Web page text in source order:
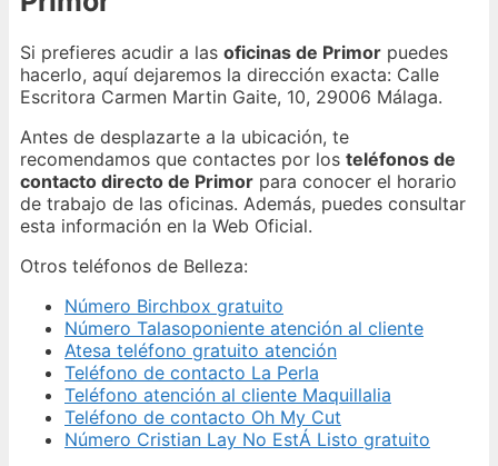
Si prefieres acudir a las oficinas de Primor puedes
hacerlo, aquí dejaremos la dirección exacta: Calle
Escritora Carmen Martin Gaite, 10, 29006 Málaga.
Antes de desplazarte a la ubicación, te
recomendamos que contactes por los teléfonos de
contacto directo de Primor para conocer el horario
de trabajo de las oficinas. Además, puedes consultar
esta información en la Web Oficial.
Otros teléfonos de Belleza:
Número Birchbox gratuito
Número Talasoponiente atención al cliente
Atesa teléfono gratuito atención
Teléfono de contacto La Perla
Teléfono atención al cliente Maquillalia
Teléfono de contacto Oh My Cut
Número Cristian Lay No EstÁ Listo gratuito